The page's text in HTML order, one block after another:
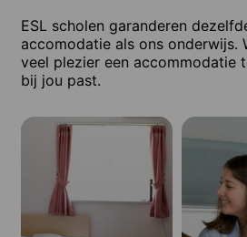
ESL scholen garanderen
accomodatie als ons onderwijs.
veel plezier een accommodatie
bij jou past.